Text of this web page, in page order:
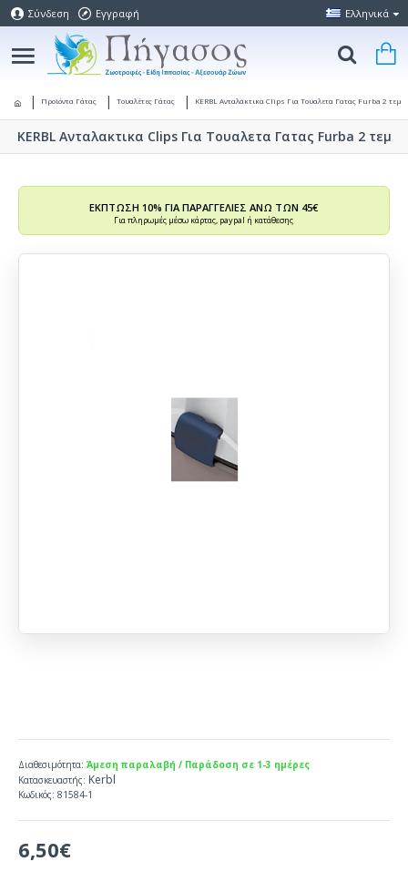
Σύνδεση Εγγραφή Ελληνικά
Προϊόντα Γάτας Τουαλέτες Γάτας KERBL Ανταλακτικα Clips Για Τουαλετα Γατας Furba 2 τεμ
KERBL Ανταλακτικα Clips Για Τουαλετα Γατας Furba 2 τεμ
ΕΚΠΤΩΣΗ 10% ΓΙΑ ΠΑΡΑΓΓΕΛΙΕΣ ΑΝΩ ΤΩΝ 45€
Για πληρωμές μέσω κάρτας, paypal ή κατάθεσης
6,50€
Διαθεσιμότητα: Άμεση παραλαβή / Παράδοση σε 1-3 ημέρες
Κατασκευαστής: Kerbl
Κωδικός: 81584-1